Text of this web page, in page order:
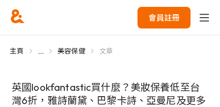
會員註冊
主頁 ... 美容保健 文章
英國lookfantastic買什麼？美妝保養低至台
灣6折，雅詩蘭黛、巴黎卡詩、亞曼尼及更多